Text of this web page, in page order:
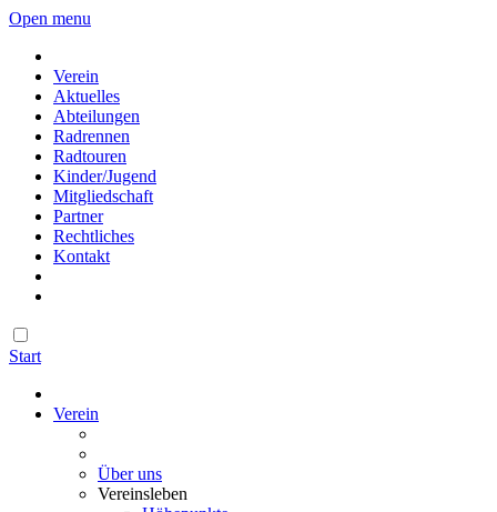
Open menu
Verein
Aktuelles
Abteilungen
Radrennen
Radtouren
Kinder/Jugend
Mitgliedschaft
Partner
Rechtliches
Kontakt
Start
Verein
Über uns
Vereinsleben